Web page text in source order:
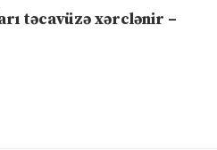
təcavüzə xərclənir –